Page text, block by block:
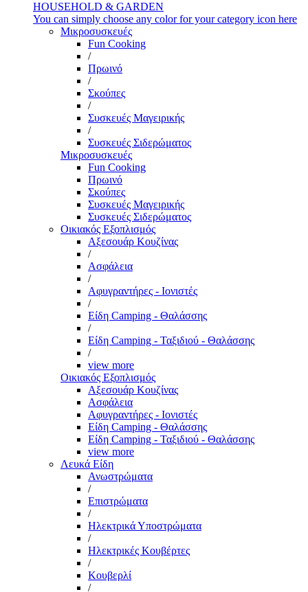
HOUSEHOLD & GARDEN
You can simply choose any color for your category icon here
Μικροσυσκευές
Fun Cooking
/
Πρωινό
/
Σκούπες
/
Συσκευές Μαγειρικής
/
Συσκευές Σιδερώματος
Μικροσυσκευές
Fun Cooking
Πρωινό
Σκούπες
Συσκευές Μαγειρικής
Συσκευές Σιδερώματος
Οικιακός Εξοπλισμός
Αξεσουάρ Κουζίνας
/
Ασφάλεια
/
Αφυγραντήρες - Ιονιστές
/
Είδη Camping - Θαλάσσης
/
Είδη Camping - Ταξιδιού - Θαλάσσης
/
view more
Οικιακός Εξοπλισμός
Αξεσουάρ Κουζίνας
Ασφάλεια
Αφυγραντήρες - Ιονιστές
Είδη Camping - Θαλάσσης
Είδη Camping - Ταξιδιού - Θαλάσσης
view more
Λευκά Είδη
Ανωστρώματα
/
Επιστρώματα
/
Ηλεκτρικά Υποστρώματα
/
Ηλεκτρικές Κουβέρτες
/
Κουβερλί
/